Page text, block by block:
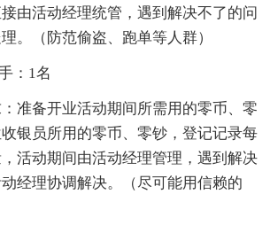
由活动经理统管，遇到解决不了的问
。（防范偷盗、跑单等人群）
：1名
准备开业活动期间所需用的零币、零
银员所用的零币、零钞，登记记录每
活动期间由活动经理管理，遇到解决
经理协调解决。（尽可能用信赖的